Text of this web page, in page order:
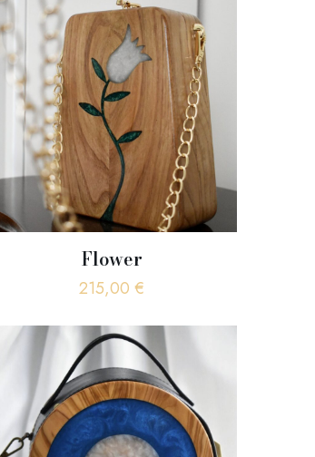
Flower
215,00€